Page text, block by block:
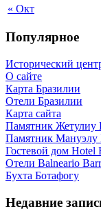
« Окт
Популярное
Исторический
О сайте
Карта Бразилии
Отели Бразилии
Карта сайта
Памятник Жетулиу
Памятник Мануэлу
Гостевой дом Hotel
Отели Balneario
Бухта Ботафогу
Недавние